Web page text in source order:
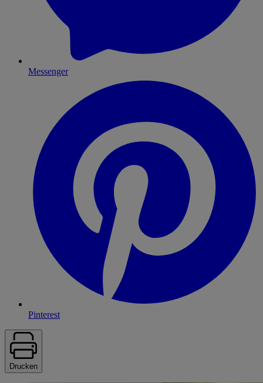
Messenger
Pinterest
Drucken